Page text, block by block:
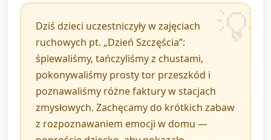
co czuje (opiekun podpowiada słowa:
miękkie, gładkie, zimne, puchate).
Zadanie: znajdź przedmiot, który sprawia, że
twoja buzia chce się uśmiechnąć — dziecko
wybiera i pokazuje grupie.
Drobne ćwiczenie motoryki małej:
Dziś dzieci uczestniczyły w zajęciach
ruchowych pt. „Dzień Szczęścia”:
śpiewaliśmy, tańczyliśmy z chustami,
pokonywaliśmy prosty tor przeszkód i
poznawaliśmy różne faktury w stacjach
zmysłowych. Zachęcamy do krótkich zabaw
z rozpoznawaniem emocji w domu —